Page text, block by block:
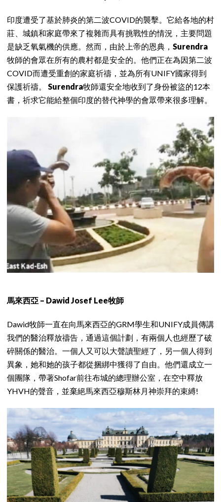
印度遭受了基於肺炎的第二波COVID的襲擊。它給各地的村
莊、城鎮和家庭帶來了複雜而具有挑戰性的情況，主要問題
是缺乏氧氣機的供應。然而，由於上帝的恩典， Surendra
牧師的會眾在所有的農村都是安全的。他們正在為因第二波
COVID而遭受重創的家庭祈禱，並為所有UNIFY國家得到
保護祈禱。 Surendra牧師還安全地收到了身份被盜的12本
書，祈求它能給整個印度的替代神學的會眾帶來很多理解。
馬來西亞 – Dawid Josef Lee牧師
Dawid牧師一直在向馬來西亞的GRM學生和UNIFY成員傳講
我們的醫治釋放禱告，通過這個計劃，有兩個人也經歷了破
碎關係的醫治。一個人又可以大聲讀聖經了，另一個人得到
異象，她和她的孩子都從捆綁中獲得了自由。他們還成立一
個團隊，帶著Shofar前往布城的總理辦公室，在空中釋放
YHVH的聲音，並棄絕馬來西亞穆斯林月神崇拜的束縛!